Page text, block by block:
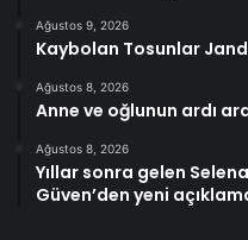
Ağustos 9, 2026
Kaybolan Tosunlar
Ağustos 8, 2026
Anne ve oğlunun ardı
Ağustos 8, 2026
Yıllar sonra gelen
Güven’den yeni